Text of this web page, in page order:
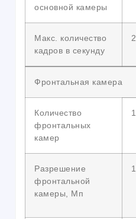
основной камеры
Макс. количество
кадров в секунду
Фронтальная камера
Количество
фронтальных
камер
1
Разрешение
фронтальной
камеры, Мп